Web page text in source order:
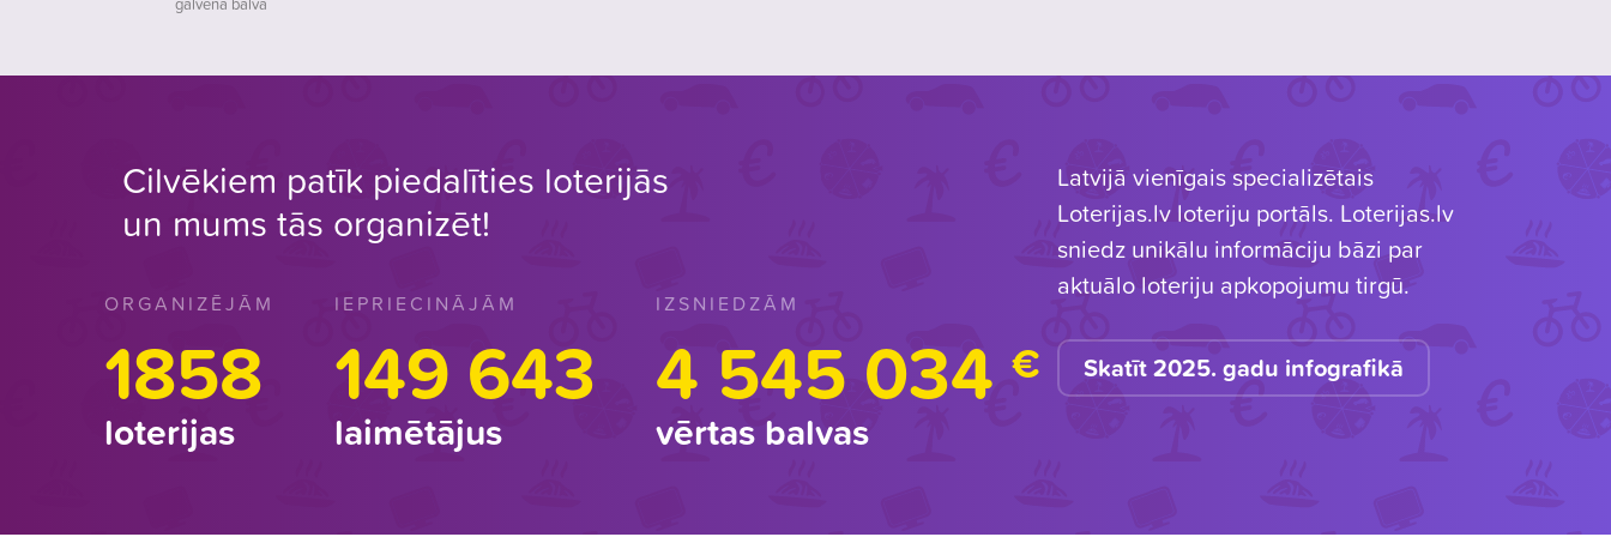
Cilvēkiem patīk piedalīties loterijās
un mums tās organizēt!
ORGANIZĒJĀM
1858
loterijas
IEPRIECINĀJĀM
149 643
laimētājus
IZSNIEDZĀM
4 545 034 €
vērtas balvas
Latvijā vienīgais specializētais
Loterijas.lv loteriju portāls. Loterijas.lv
sniedz unikālu informāciju bāzi par
aktuālo loteriju apkopojumu tirgū.
Skatīt 2025. gadu infografikā